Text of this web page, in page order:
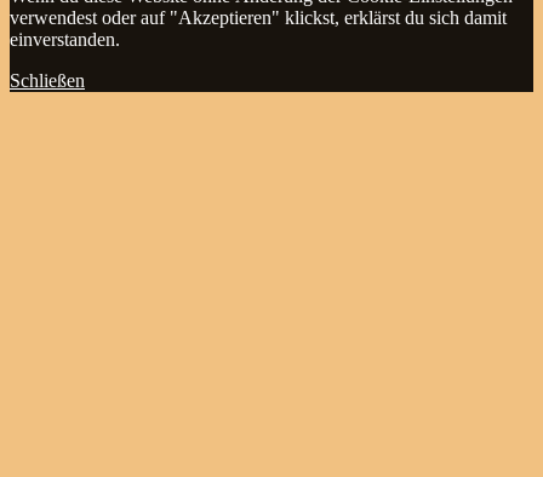
verwendest oder auf "Akzeptieren" klickst, erklärst du sich damit
einverstanden.
Schließen